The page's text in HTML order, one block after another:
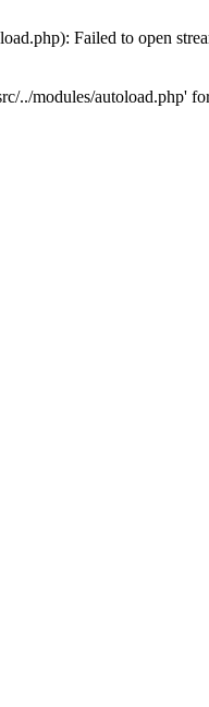
Failed to open
../modules/autoload.php'